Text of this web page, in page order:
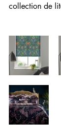
collection de